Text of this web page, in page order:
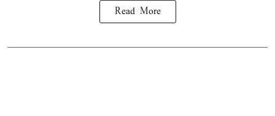
Read More